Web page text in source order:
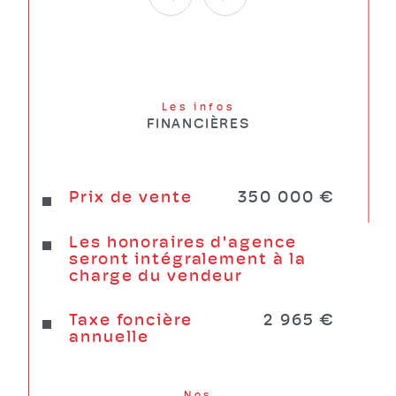
Plus d'annonces sur
Les infos
FINANCIÈRES
Prix de vente 350 000 €
Les honoraires d'agence
seront intégralement à la
charge du vendeur
Taxe foncière
annuelle
2 965 €